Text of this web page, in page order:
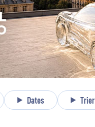
Dates Trier